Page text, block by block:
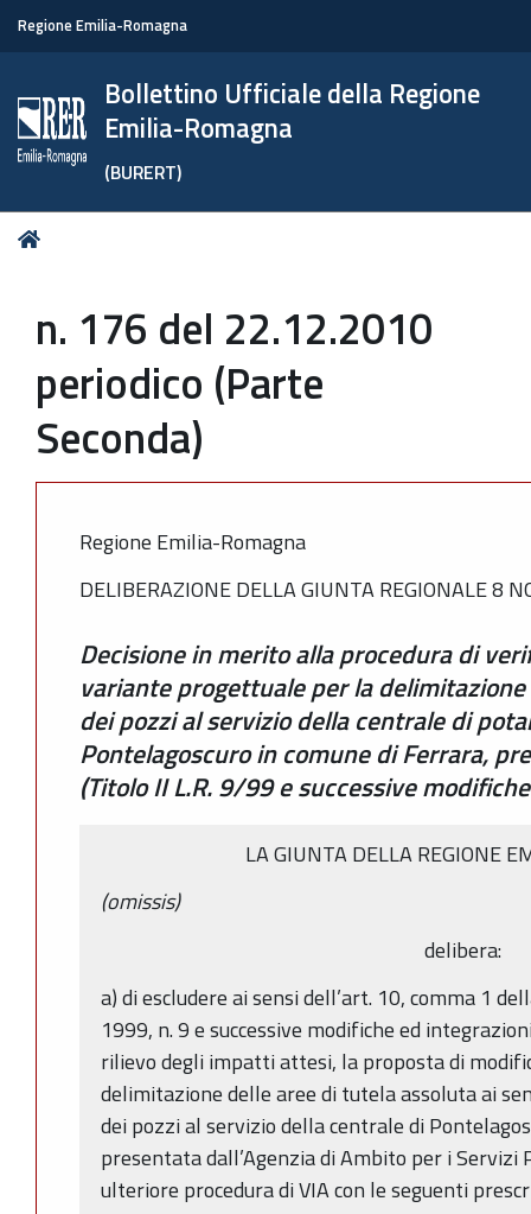
Regione Emilia-Romagna
Bollettino Ufficiale della Regione
Emilia-Romagna
(BURERT)
Tu
n. 176 del 22.12.2010
periodico (Parte
Seconda)
Regione Emilia-Romagna
DELIBERAZIONE DELLA GIUNTA REGIONALE 8
Decisione in merito alla procedura di
variante progettuale per la
dei pozzi al servizio della centrale di
Pontelagoscuro in comune di Ferrara,
(Titolo II L.R. 9/99 e successive
LA GIUNTA DELLA REGIONE
(omissis)
delibera:
a) di escludere ai sensi dell’art. 10, comma 1
1999, n. 9 e successive modifiche ed
rilievo degli impatti attesi, la proposta di
delimitazione delle aree di tutela assoluta ai
dei pozzi al servizio della centrale di
presentata dall’Agenzia di Ambito per i Servizi
ulteriore procedura di VIA con le seguenti